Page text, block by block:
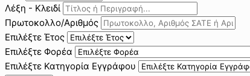
Λέξη - Κλειδί
Πρωτοκολλο/Αριθμός
Επιλέξτε Έτος
Επιλέξτε Φορέα
Επιλέξτε Κατηγορία Εγγράφου